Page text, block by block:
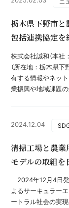
栃木県下野市
包括連携協定を
株式会社誠和（本
（所在地：栃木県
有する情報やネッ
業振興や地域課題
2024.12.04
清掃工場と農
モデルの取組
2024年12月4日発
よるサーキュラー
ートラル社会の実